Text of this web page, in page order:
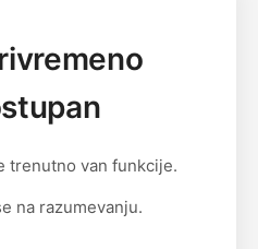
trenutno van funkcije.
na razumevanju.